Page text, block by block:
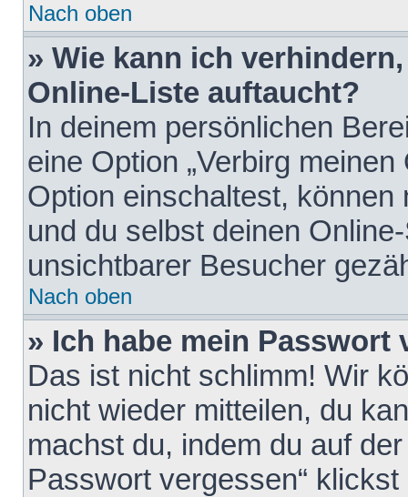
Nach oben
» Wie kann ich
Online-Liste auftaucht?
In deinem persönlichen
eine Option „Verbirg
Option einschaltest,
und du selbst deinen
unsichtbarer Besucher
Nach oben
» Ich habe mein Passwort
Das ist nicht schlimm! Wir
nicht wieder mitteilen, du
machst du, indem du auf
Passwort vergessen“